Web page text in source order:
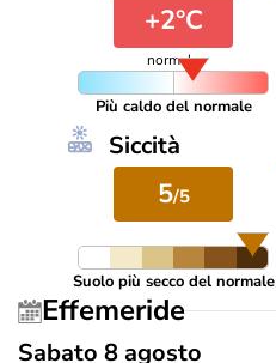
+2°C
normale
Più caldo del normale
Siccità
5/5
Suolo più secco del normale
Effemeride
Sabato 8 agosto